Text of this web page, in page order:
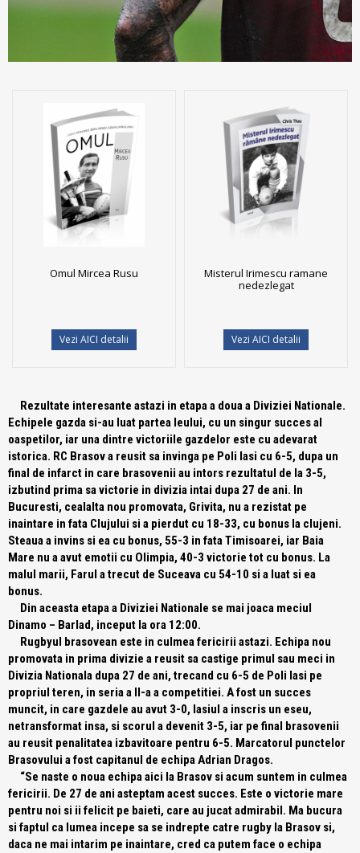
Omul Mircea Rusu
Vezi AICI detalii
Misterul Irimescu ramane
nedezlegat
Vezi AICI detalii
Rezultate interesante astazi in etapa a doua a Diviziei Nationale.
Echipele gazda si-au luat partea leului, cu un singur succes al
oaspetilor, iar una dintre victoriile gazdelor este cu adevarat
istorica. RC Brasov a reusit sa invinga pe Poli Iasi cu 6-5, dupa un
final de infarct in care brasovenii au intors rezultatul de la 3-5,
izbutind prima sa victorie in divizia intai dupa 27 de ani. In
Bucuresti, cealalta nou promovata, Grivita, nu a rezistat pe
inaintare in fata Clujului si a pierdut cu 18-33, cu bonus la clujeni.
Steaua a invins si ea cu bonus, 55-3 in fata Timisoarei, iar Baia
Mare nu a avut emotii cu Olimpia, 40-3 victorie tot cu bonus. La
malul marii, Farul a trecut de Suceava cu 54-10 si a luat si ea
bonus.
Din aceasta etapa a Diviziei Nationale se mai joaca meciul
Dinamo – Barlad, inceput la ora 12:00.
Rugbyul brasovean este in culmea fericirii astazi. Echipa nou
promovata in prima divizie a reusit sa castige primul sau meci in
Divizia Nationala dupa 27 de ani, trecand cu 6-5 de Poli Iasi pe
propriul teren, in seria a II-a a competitiei. A fost un succes
muncit, in care gazdele au avut 3-0, Iasiul a inscris un eseu,
netransformat insa, si scorul a devenit 3-5, iar pe final brasovenii
au reusit penalitatea izbavitoare pentru 6-5. Marcatorul punctelor
Brasovului a fost capitanul de echipa Adrian Dragos.
“Se naste o noua echipa aici la Brasov si acum suntem in culmea
fericirii. De 27 de ani asteptam acest succes. Este o victorie mare
pentru noi si ii felicit pe baieti, care au jucat admirabil. Ma bucura
si faptul ca lumea incepe sa se indrepte catre rugby la Brasov si,
daca ne mai intarim pe inaintare, cred ca putem face o echipa